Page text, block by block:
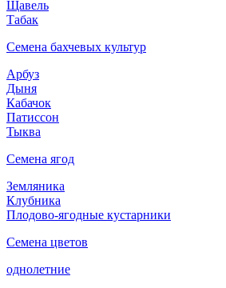
Щавель
Табак
Семена бахчевых культур
Арбуз
Дыня
Кабачок
Патиссон
Тыква
Семена ягод
Земляника
Клубника
Плодово-ягодные кустарники
Семена цветов
однолетние